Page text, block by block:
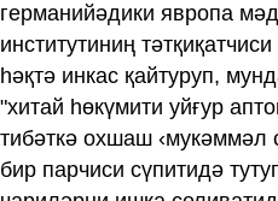
германийәдики явропа
институтиниң
һәқтә инкас қайтуруп,
"хитай һөкүмити уйғур
тибәткә охшаш ‹мукәммәл
бир парчиси сүпитидә